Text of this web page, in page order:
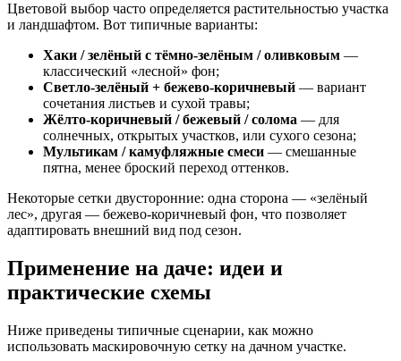
Цветовой выбор часто определяется растительностью участка
и ландшафтом. Вот типичные варианты:
Хаки / зелёный с тёмно-зелёным / оливковым —
классический «лесной» фон;
Светло-зелёный + бежево-коричневый — вариант
сочетания листьев и сухой травы;
Жёлто-коричневый / бежевый / солома — для
солнечных, открытых участков, или сухого сезона;
Мультикам / камуфляжные смеси — смешанные
пятна, менее броский переход оттенков.
Некоторые сетки двусторонние: одна сторона — «зелёный
лес», другая — бежево-коричневый фон, что позволяет
адаптировать внешний вид под сезон.
Применение на даче: идеи и
практические схемы
Ниже приведены типичные сценарии, как можно
использовать маскировочную сетку на дачном участке.